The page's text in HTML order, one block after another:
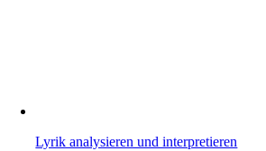
Lyrik analysieren und interpretieren